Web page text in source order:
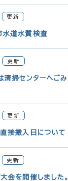
更新
道水質検査
更新
掃センターへご
更新
接搬入日について
更新
会を開催しました。